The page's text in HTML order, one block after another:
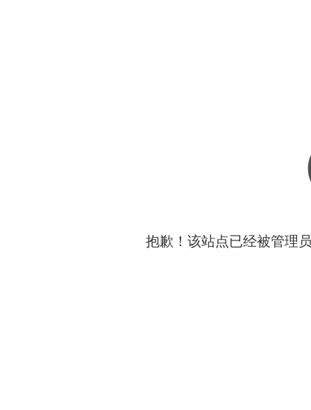
抱歉！该站点已经被管理